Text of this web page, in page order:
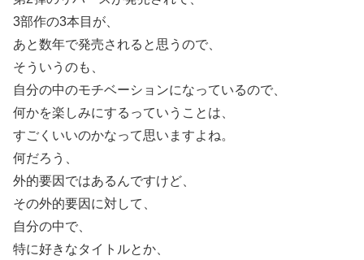
3部作の3本目が、
あと数年で発売されると思うので、
そういうのも、
自分の中のモチベーションになっているので、
何かを楽しみにするっていうことは、
すごくいいのかなって思いますよね。
何だろう、
外的要因ではあるんですけど、
その外的要因に対して、
自分の中で、
特に好きなタイトルとか、